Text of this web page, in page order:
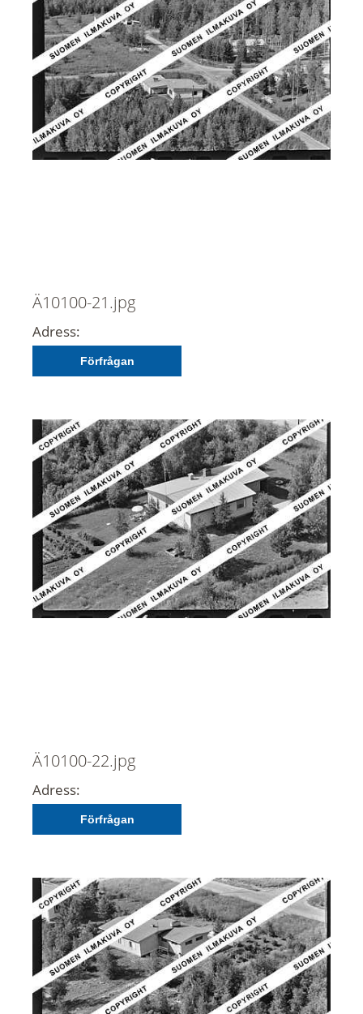
Ä10100-21.jpg
Adress:
Förfrågan
Ä10100-22.jpg
Adress:
Förfrågan